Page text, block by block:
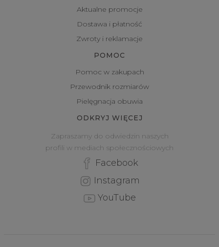
Aktualne promocje
Dostawa i płatność
Zwroty i reklamacje
POMOC
Pomoc w zakupach
Przewodnik rozmiarów
Pielęgnacja obuwia
ODKRYJ WIĘCEJ
Zapraszamy do odwiedzin naszych
profili w mediach społecznościowych
Facebook
Instagram
YouTube